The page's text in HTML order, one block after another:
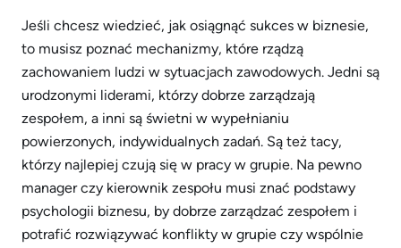
Jeśli chcesz wiedzieć, jak osiągnąć sukces w biznesie,
to musisz poznać mechanizmy, które rządzą
zachowaniem ludzi w sytuacjach zawodowych. Jedni są
urodzonymi liderami, którzy dobrze zarządzają
zespołem, a inni są świetni w wypełnianiu
powierzonych, indywidualnych zadań. Są też tacy,
którzy najlepiej czują się w pracy w grupie. Na pewno
manager czy kierownik zespołu musi znać podstawy
psychologii biznesu, by dobrze zarządzać zespołem i
potrafić rozwiązywać konflikty w grupie czy wspólnie